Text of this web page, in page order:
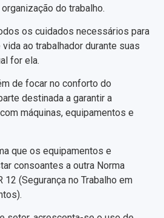
do trabalho.
os cuidados necessários para
ao trabalhador durante suas
for ela.
de focar no conforto do
destinada a garantir a
máquinas, equipamentos e
que os equipamentos e
consoantes a outra Norma
12 (Segurança no Trabalho em